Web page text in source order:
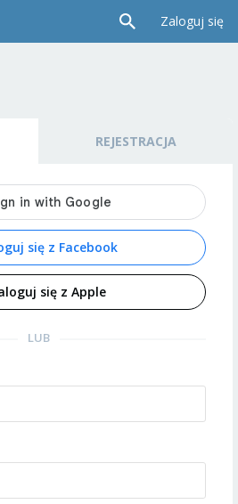
Zaloguj się
REJESTRACJA
się z Facebook
się z Apple
LUB